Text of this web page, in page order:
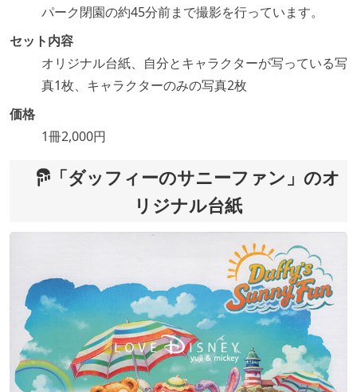
パーク閉園の約45分前まで撮影を行っています。
セット内容
オリジナル台紙、自分とキャラクターが写っている写
真1枚、キャラクターのみの写真2枚
価格
1冊2,000円
「ダッフィーのサニーファン」のオ
リジナル台紙